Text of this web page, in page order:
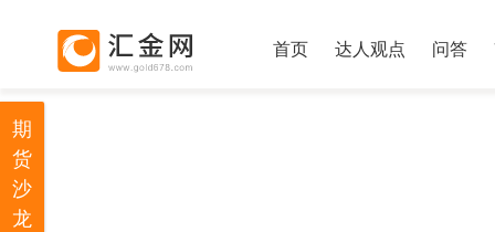
首页 达人观点 问答
期
货
沙
龙